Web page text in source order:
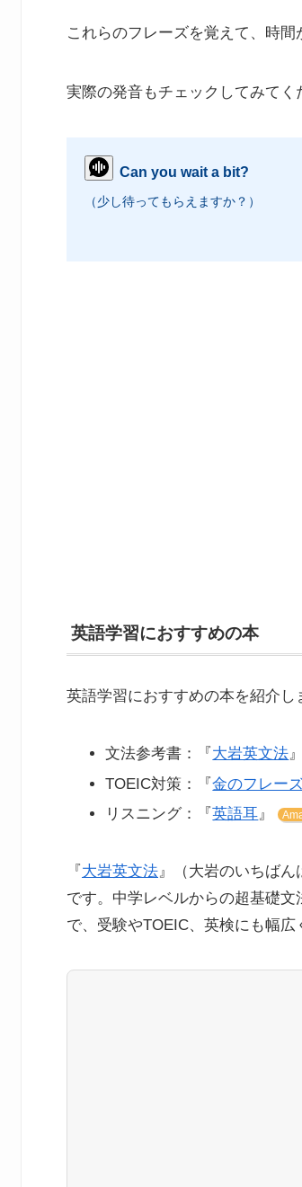
これらのフレーズを覚えて、時間
実際の発音もチェックしてみてく
Can you wait a bit?
（少し待ってもらえますか？）
英語学習におすすめの本
英語学習におすすめの本を紹介し
文法参考書：『 大岩英文法
TOEIC対策：『金のフレー
リスニング：『英語耳』
『 大岩英文法』（大岩のいちば
です。中学レベルからの超基礎
で、受験やTOEIC、英検にも幅広